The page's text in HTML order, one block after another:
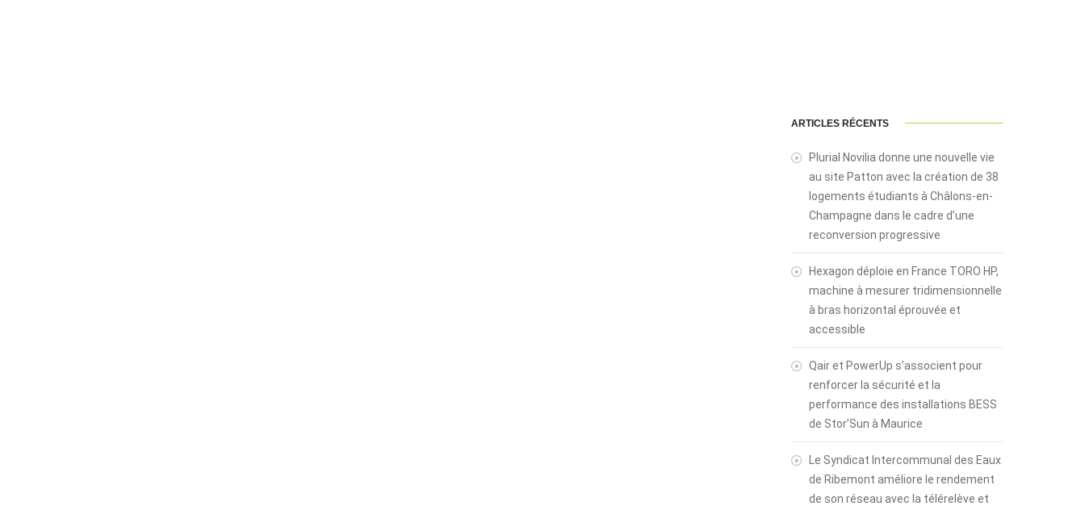
ARTICLES RÉCENTS
Plurial Novilia donne une nouvelle vie
au site Patton avec la création de 38
logements étudiants à Châlons-en-
Champagne dans le cadre d’une
reconversion progressive
Hexagon déploie en France TORO HP,
machine à mesurer tridimensionnelle
à bras horizontal éprouvée et
accessible
Qair et PowerUp s’associent pour
renforcer la sécurité et la
performance des installations BESS
de Stor’Sun à Maurice
Le Syndicat Intercommunal des Eaux
de Ribemont améliore le rendement
de son réseau avec la télérelève et